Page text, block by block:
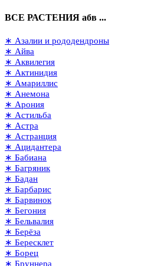
ВСЕ РАСТЕНИЯ абв ...
∗ Азалии и рододендроны
∗ Айва
∗ Аквилегия
∗ Актинидия
∗ Амариллис
∗ Анемона
∗ Арония
∗ Астильба
∗ Астра
∗ Астранция
∗ Ацидантера
∗ Бабиана
∗ Багряник
∗ Бадан
∗ Барбарис
∗ Барвинок
∗ Бегония
∗ Бельвалия
∗ Берёза
∗ Бересклет
∗ Борец
∗ Бруннера